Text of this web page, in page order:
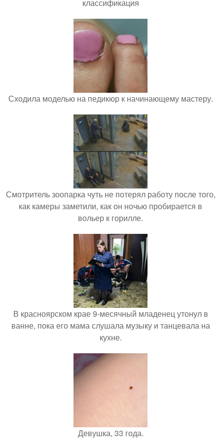
классификация
Сходила моделью на педикюр к начинающему мастеру.
Смотритель зоопарка чуть не потерял работу после того,
как камеры заметили, как он ночью пробирается в
вольер к горилле.
В красноярском крае 9-месячный младенец утонул в
ванне, пока его мама слушала музыку и танцевала на
кухне.
Девушка, 33 года.